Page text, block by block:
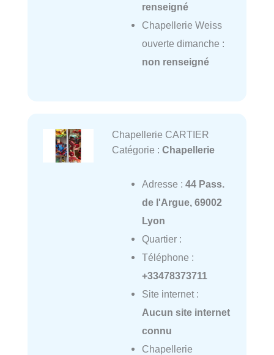
renseigné
Chapellerie Weiss
ouverte dimanche :
non renseigné
Chapellerie CARTIER
Catégorie : Chapellerie
Adresse : 44 Pass.
de l'Argue, 69002
Lyon
Quartier :
Téléphone :
+33478373711
Site internet :
Aucun site internet
connu
Chapellerie